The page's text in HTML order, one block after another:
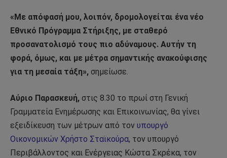
«Με απόφασή μου, λοιπόν, δρομολογείται ένα νέο
Εθνικό Πρόγραμμα Στήριξης, με σταθερό
προσανατολισμό τους πιο αδύναμους. Αυτήν τη
φορά, όμως, και με μέτρα σημαντικής ανακούφισης
για τη μεσαία τάξη», σημείωσε.
Αύριο Παρασκευή, στις 8.30 το πρωί στη Γενική
Γραμματεία Ενημέρωσης και Επικοινωνίας, θα γίνει
εξειδίκευση των μέτρων από τον υπουργό
Οικονομικών Χρήστο Σταϊκούρα, τον υπουργό
Περιβάλλοντος και Ενέργειας Κώστα Σκρέκα, τον